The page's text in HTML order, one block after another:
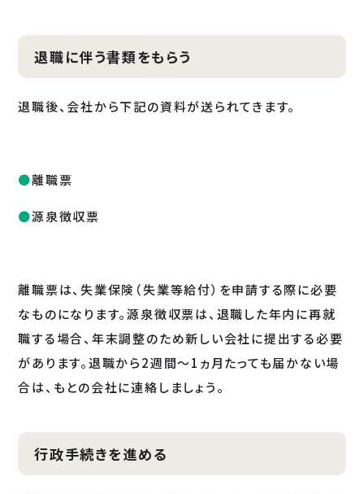
退職に伴う書類をもらう
退職後、会社から下記の資料が送られてきます。
離職票
源泉徴収票
離職票は、失業保険（失業等給付）を申請する際に必要
なものになります。源泉徴収票は、退職した年内に再就
職する場合、年末調整のため新しい会社に提出する必要
があります。退職から2週間～1ヵ月たっても届かない場
合は、もとの会社に連絡しましょう。
行政手続きを進める